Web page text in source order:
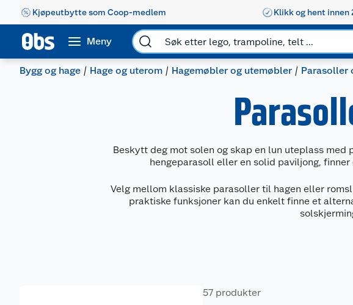
Kjøpeutbytte som Coop-medlem Klikk og hent innen
Meny
Bygg og hage Hage og uterom Hagemøbler og utemøbler Parasoller
Beskytt deg mot solen og skap en lun uteplass
hengeparasoll eller en solid paviljong,
Velg mellom klassiske parasoller til hagen eller
praktiske funksjoner kan du enkelt finne et
57 produkter